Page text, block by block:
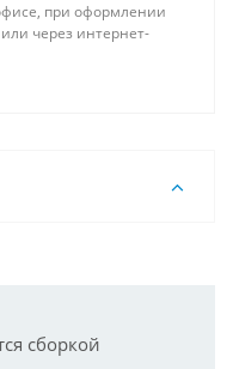
при оформлении
через интернет-
сборкой